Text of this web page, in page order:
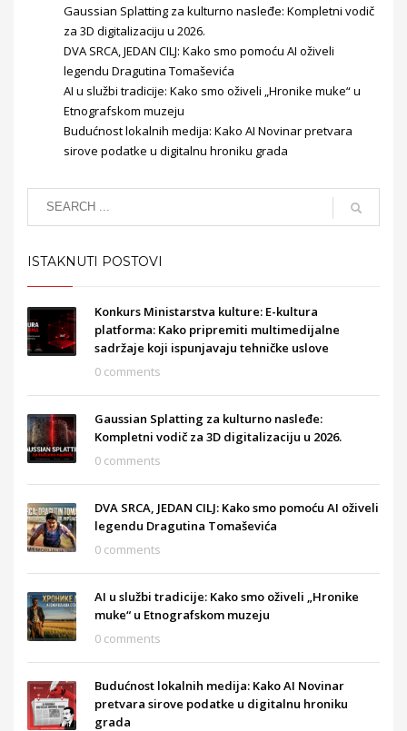
Gaussian Splatting za kulturno nasleđe: Kompletni vodič
za 3D digitalizaciju u 2026.
DVA SRCA, JEDAN CILJ: Kako smo pomoću AI oživeli
legendu Dragutina Tomaševića
AI u službi tradicije: Kako smo oživeli „Hronike muke“ u
Etnografskom muzeju
Budućnost lokalnih medija: Kako AI Novinar pretvara
sirove podatke u digitalnu hroniku grada
ISTAKNUTI POSTOVI
Konkurs Ministarstva kulture: E-kultura
platforma: Kako pripremiti multimedijalne
sadržaje koji ispunjavaju tehničke uslove
0 comments
Gaussian Splatting za kulturno nasleđe:
Kompletni vodič za 3D digitalizaciju u 2026.
0 comments
DVA SRCA, JEDAN CILJ: Kako smo pomoću AI oživeli
legendu Dragutina Tomaševića
0 comments
AI u službi tradicije: Kako smo oživeli „Hronike
muke“ u Etnografskom muzeju
0 comments
Budućnost lokalnih medija: Kako AI Novinar
pretvara sirove podatke u digitalnu hroniku
grada